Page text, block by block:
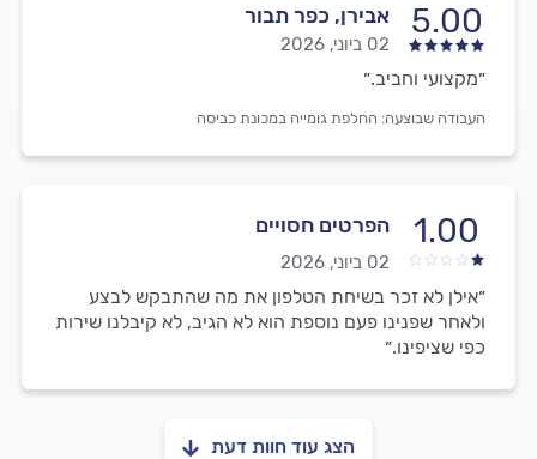
5.00 אבירן, כפר תבור
02 ביוני, 2026
״מקצועי וחביב.״
העבודה שבוצעה: החלפת גומייה במכונת כביסה
1.00 הפרטים חסויים
02 ביוני, 2026
״אילן לא זכר בשיחת הטלפון את מה שהתבקש לבצע
ולאחר שפנינו פעם נוספת הוא לא הגיב, לא קיבלנו שירות
כפי שציפינו.״
הצג עוד חוות דעת